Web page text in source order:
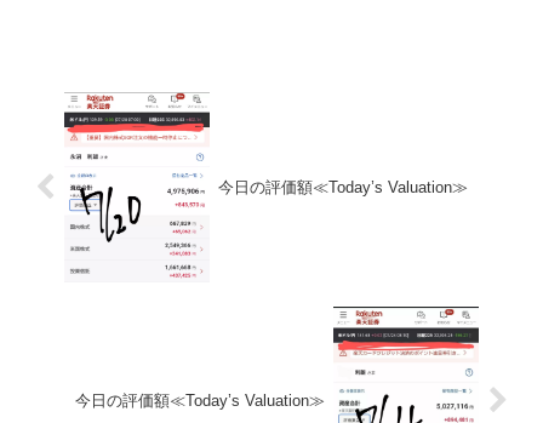
今日の評価額≪Today’s Valuation≫
今日の評価額≪Today’s Valuation≫